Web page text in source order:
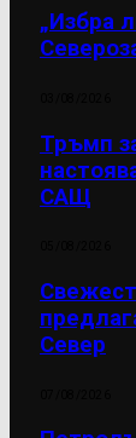
„Избра
Тръмп
САЩ
Север